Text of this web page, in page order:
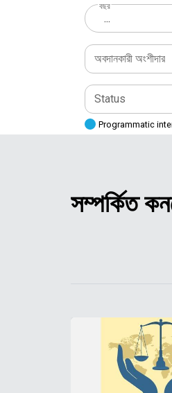
বছর
...
অবদানকারী অংশীদার
Status
Programmatic
সম্পর্কিত